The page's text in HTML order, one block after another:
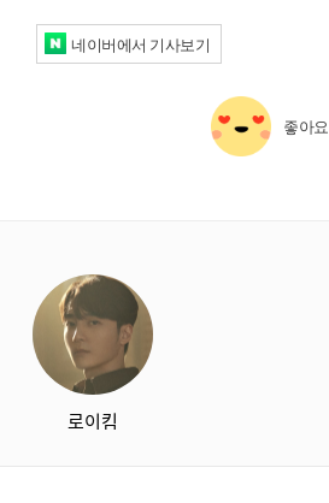
네이버에서 기사보기
좋아요
로이킴